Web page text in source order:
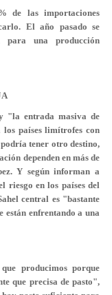
de las importaciones
El año pasado se
para una producción
"la entrada masiva de
países limítrofes con
tener otro destino,
dependen en más de
Y según informan a
riesgo en los países del
central es "bastante
están enfrentando a una
producimos porque
que precisa de pasto",